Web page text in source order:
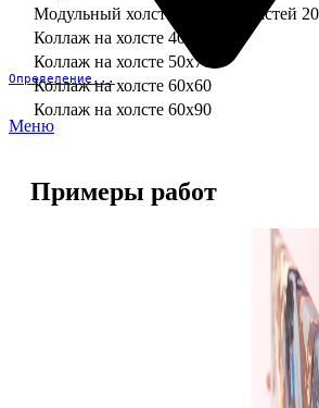
Определение...
Меню
Модульный холст из восьми частей
Коллаж на холсте 40х40
Коллаж на холсте 50х70
Коллаж на холсте 60х60
Коллаж на холсте 60х90
Примеры работ